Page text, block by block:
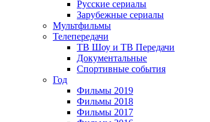
Русские сериалы
Зарубежные сериалы
Мультфильмы
Телепередачи
ТВ Шоу и ТВ Передачи
Документальные
Спортивные события
Год
Фильмы 2019
Фильмы 2018
Фильмы 2017